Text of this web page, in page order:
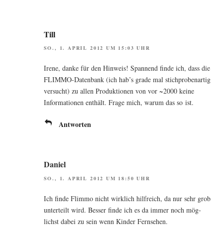
Till
SO., 1. APRIL 2012 UM 15:03 UHR
Ire­ne, dan­ke für den Hin­weis! Span­nend fin­de ich, dass die
FLIM­MO-Daten­bank (ich hab’s gra­de mal stich­pro­ben­ar­tig
ver­sucht) zu allen Pro­duk­tio­nen von vor ~2000 kei­ne
Infor­ma­tio­nen ent­hält. Fra­ge mich, war­um das so ist.
Antworten
Daniel
SO., 1. APRIL 2012 UM 18:50 UHR
Ich fin­de Flim­mo nicht wirk­lich hilf­reich, da nur sehr grob
unter­teilt wird. Bes­ser fin­de ich es da immer noch mög­
lichst dabei zu sein wenn Kin­der Fernsehen.